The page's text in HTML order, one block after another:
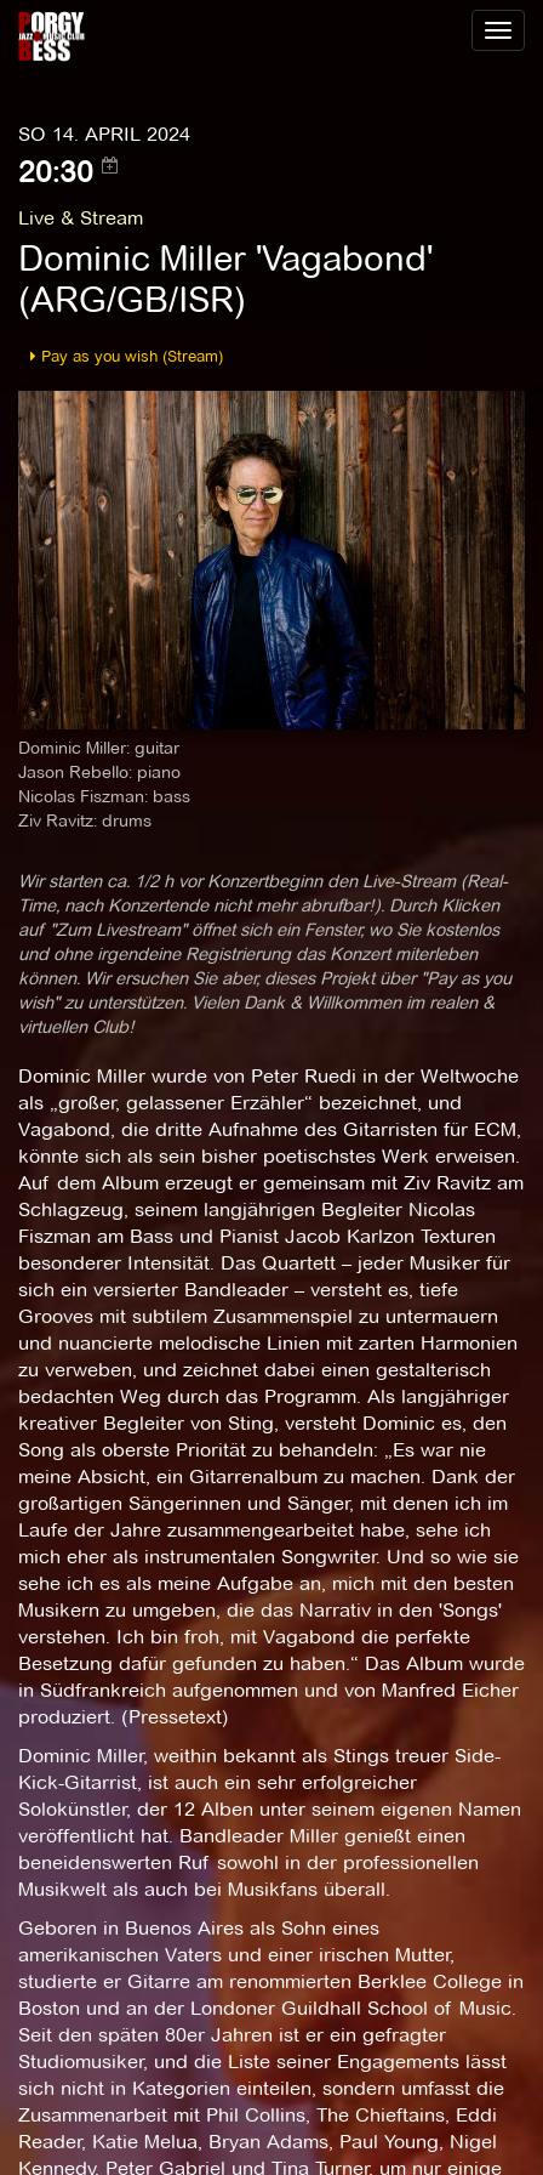
Toggle
SO 14. APRIL 2024
20:30
Live & Stream
Dominic Miller 'Vagabond'
(ARG/GB/ISR)
Pay as you wish (Stream)
Dominic Miller: guitar
Jason Rebello: piano
Nicolas Fiszman: bass
Ziv Ravitz: drums
Wir starten ca. 1/2 h vor Konzertbeginn den Live-Stream (Real-
Time, nach Konzertende nicht mehr abrufbar!). Durch Klicken
auf "Zum Livestream" öffnet sich ein Fenster, wo Sie kostenlos
und ohne irgendeine Registrierung das Konzert miterleben
können. Wir ersuchen Sie aber, dieses Projekt über "Pay as you
wish" zu unterstützen. Vielen Dank & Willkommen im realen &
virtuellen Club!
Dominic Miller wurde von Peter Ruedi in der Weltwoche
als „großer, gelassener Erzähler“ bezeichnet, und
Vagabond, die dritte Aufnahme des Gitarristen für ECM,
könnte sich als sein bisher poetischstes Werk erweisen.
Auf dem Album erzeugt er gemeinsam mit Ziv Ravitz am
Schlagzeug, seinem langjährigen Begleiter Nicolas
Fiszman am Bass und Pianist Jacob Karlzon Texturen
besonderer Intensität. Das Quartett – jeder Musiker für
sich ein versierter Bandleader – versteht es, tiefe
Grooves mit subtilem Zusammenspiel zu untermauern
und nuancierte melodische Linien mit zarten Harmonien
zu verweben, und zeichnet dabei einen gestalterisch
bedachten Weg durch das Programm. Als langjähriger
kreativer Begleiter von Sting, versteht Dominic es, den
Song als oberste Priorität zu behandeln: „Es war nie
meine Absicht, ein Gitarrenalbum zu machen. Dank der
großartigen Sängerinnen und Sänger, mit denen ich im
Laufe der Jahre zusammengearbeitet habe, sehe ich
mich eher als instrumentalen Songwriter. Und so wie sie
sehe ich es als meine Aufgabe an, mich mit den besten
Musikern zu umgeben, die das Narrativ in den 'Songs'
verstehen. Ich bin froh, mit Vagabond die perfekte
Besetzung dafür gefunden zu haben.“ Das Album wurde
in Südfrankreich aufgenommen und von Manfred Eicher
produziert. (Pressetext)
Dominic Miller, weithin bekannt als Stings treuer Side-
Kick-Gitarrist, ist auch ein sehr erfolgreicher
Solokünstler, der 12 Alben unter seinem eigenen Namen
veröffentlicht hat. Bandleader Miller genießt einen
beneidenswerten Ruf sowohl in der professionellen
Musikwelt als auch bei Musikfans überall.
Geboren in Buenos Aires als Sohn eines
amerikanischen Vaters und einer irischen Mutter,
studierte er Gitarre am renommierten Berklee College in
Boston und an der Londoner Guildhall School of Music.
Seit den späten 80er Jahren ist er ein gefragter
Studiomusiker, und die Liste seiner Engagements lässt
sich nicht in Kategorien einteilen, sondern umfasst die
Zusammenarbeit mit Phil Collins, The Chieftains, Eddi
Reader, Katie Melua, Bryan Adams, Paul Young, Nigel
Kennedy, Peter Gabriel und Tina Turner, um nur einige